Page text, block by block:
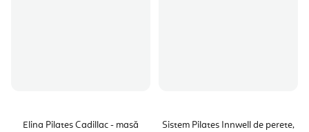
Elina Pilates Cadillac - masă
Sistem Pilates Innwell de perete,